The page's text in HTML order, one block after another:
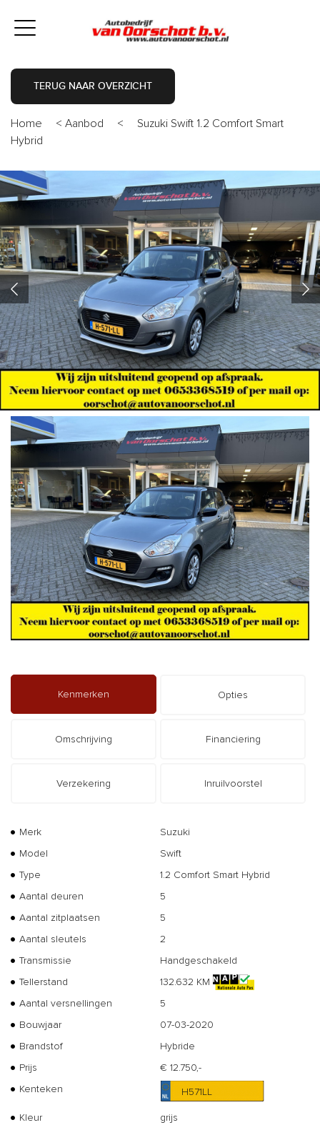
TERUG NAAR OVERZICHT
Home < Aanbod <
Suzuki Swift 1.2 Comfort Smart
Hybrid
Kenmerken Opties
Omschrijving Financiering
Verzekering Inruilvoorstel
Merk
Suzuki
Model
Swift
Type
1.2 Comfort Smart Hybrid
Aantal deuren
5
Aantal zitplaatsen
5
Aantal sleutels
2
Transmissie
Handgeschakeld
Tellerstand
132.632 KM
Aantal versnellingen
5
Bouwjaar
07-03-2020
Brandstof
Hybride
Prijs
€ 12.750,-
Kenteken
H571LL
Kleur
grijs